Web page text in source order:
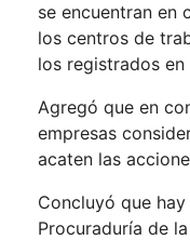
se encuentran en
los centros de
los registrados en
Agregó que en
empresas
acaten las
Concluyó que
Procuraduría de